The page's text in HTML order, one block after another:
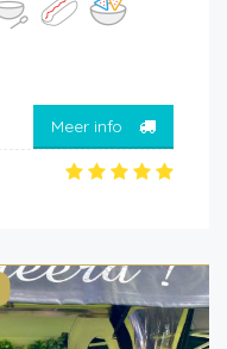
Meer info